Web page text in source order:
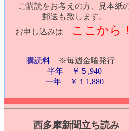
ご購読をお考えの方、見本紙
郵送も致します。
お申し込みは
ここから！
購読料
※毎週金曜発行
半年 ￥５,940
一年 ￥１1,880
西多摩新聞立ち読み